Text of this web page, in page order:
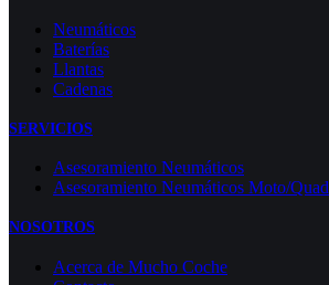
Neumáticos
Baterías
Llantas
Cadenas
SERVICIOS
Asesoramiento Neumáticos
Asesoramiento Neumáticos Moto/Quad
NOSOTROS
Acerca de Mucho Coche